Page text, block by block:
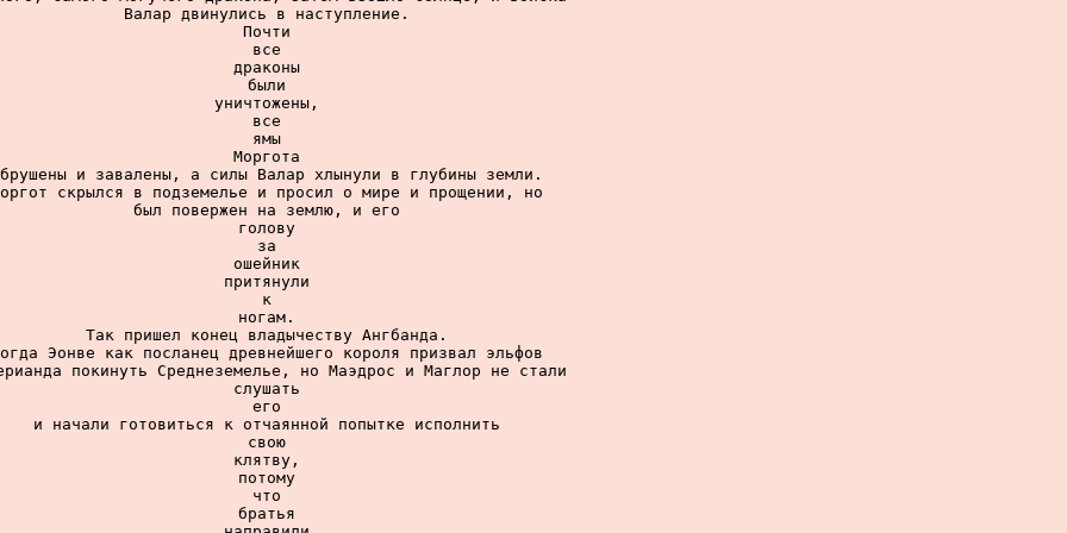
Валар двинулись в наступление.
Почти
все
драконы
были
уничтожены,
все
ямы
Моргота
и завалены, а силы Валар хлынули в глубины земли.
скрылся в подземелье и просил о мире и прощении, но
был повержен на землю, и его
голову
за
ошейник
притянули
к
ногам.
Так пришел конец владычеству Ангбанда.
Эонве как посланец древнейшего короля призвал эльфов
покинуть Среднеземелье, но Маэдрос и Маглор не стали
слушать
его
и начали готовиться к отчаянной попытке исполнить
свою
клятву,
потому
что
братья